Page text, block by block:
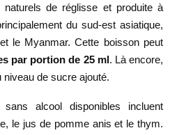
naturels de réglisse et produite à
du sud-est asiatique,
le Myanmar. Cette boisson peut
par portion de 25 ml. Là encore,
niveau de sucre ajouté.
alcool disponibles incluent
le jus de pomme anis et le thym.